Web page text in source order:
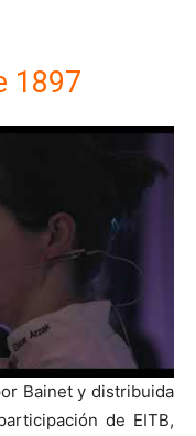
1897
Bainet y distribuida
de EITB,